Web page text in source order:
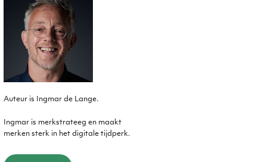
Auteur is Ingmar de Lange.
Ingmar is merkstrateeg en maakt
merken sterk in het digitale tijdperk.